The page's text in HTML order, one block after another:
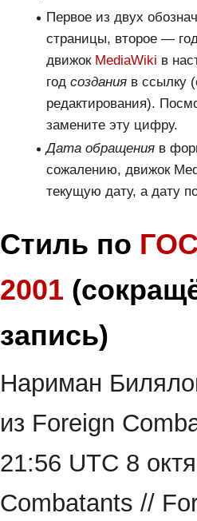
Первое из двух
страницы, второе —
движок MediaWiki в
год созданияв ссылку
редактирования).
замените эту цифру.
Дата обращенияв
сожалению, движок
текущую дату, а дату
Стиль по
2001
запись)
Нариман
из Foreign
21:56 UTC 8
Combatants //